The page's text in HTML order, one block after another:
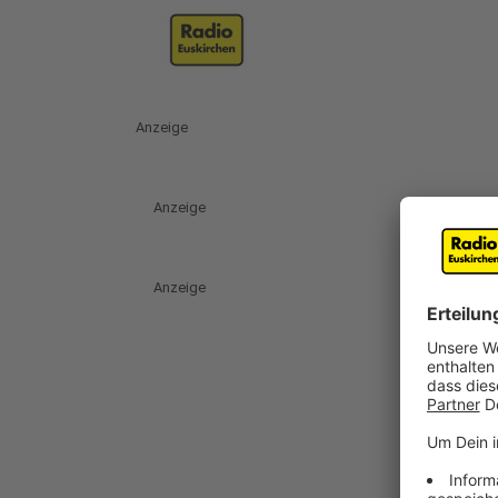
Anzeige
Anzeige
Anzeige